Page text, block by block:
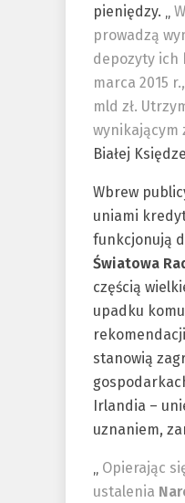
pieniędzy. „
prowadzą
depozyty ich
marca 2015
mld zł.
wynikającym
Białej
Wbrew
uniami
funkcjonują
Światowa
częścią
upadku
stanowią
Irlandia –
uznaniem,
„ Opierając
ustalenia